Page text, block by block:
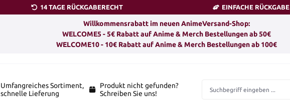
14 TAGE RÜCKGABERECHT EINFACHE RÜCKGABE
Willkommensrabatt im neuen AnimeVersand-Shop:
WELCOME5 - 5€ Rabatt auf Anime & Merch Bestellungen ab 50€
WELCOME10 - 10€ Rabatt auf Anime & Merch Bestellungen ab 100€
Umfangreiches Sortiment,
schnelle Lieferung
Produkt nicht gefunden?
Schreiben Sie uns!